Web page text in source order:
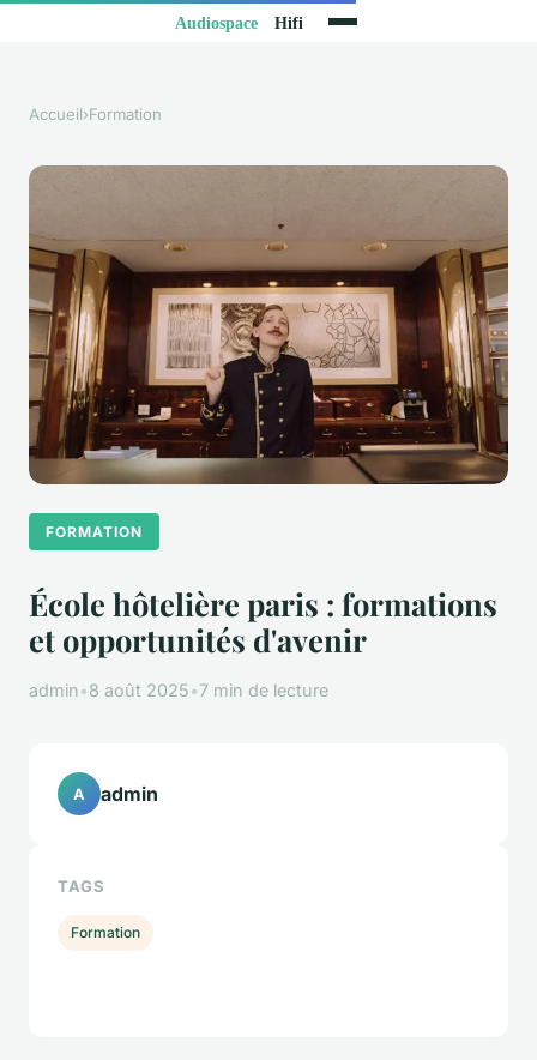
Accueil›Formation
FORMATION
École hôtelière paris : formations
et opportunités d'avenir
admin•8 août 2025•7 min de lecture
A admin
TAGS
Formation